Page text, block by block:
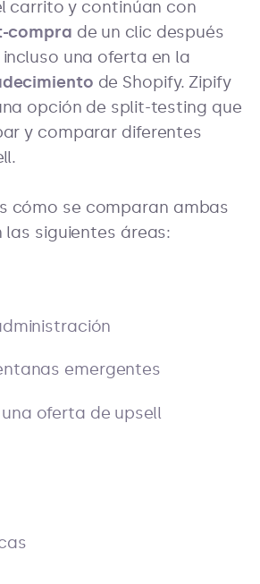
carrito y continúan con
compra de un clic después
una oferta en la
de Shopify. Zipify
opción de split-testing que
y comparar diferentes
cómo se comparan ambas
las siguientes áreas:
emergentes
oferta de upsell